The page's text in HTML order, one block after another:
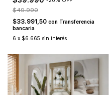
$49.990
$33.991,50 con Transferencia
bancaria
6 x $6.665 sin interés